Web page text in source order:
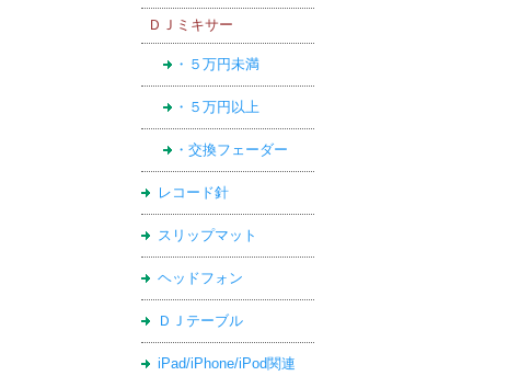
ＤＪミキサー
・５万円未満
・５万円以上
・交換フェーダー
レコード針
スリップマット
ヘッドフォン
ＤＪテーブル
iPad/iPhone/iPod関連